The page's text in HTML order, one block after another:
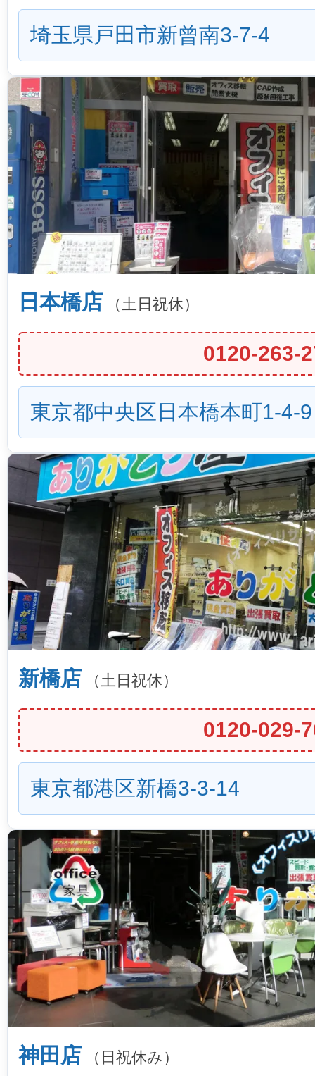
埼玉県戸田市新曾南3-7-4
日本橋店 （土日祝休）
0120-263-
東京都中央区日本橋本町1-4-9
新橋店 （土日祝休）
0120-029-
東京都港区新橋3-3-14
神田店 （日祝休み）